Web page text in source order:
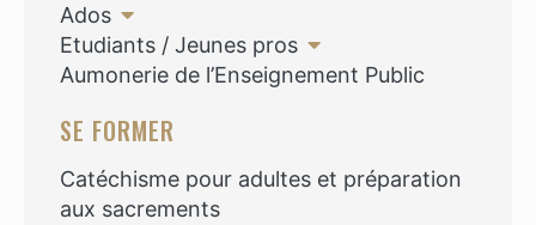
Ados
Etudiants / Jeunes pros
Aumonerie de l’Enseignement Public
SE FORMER
Catéchisme pour adultes et préparation
aux sacrements